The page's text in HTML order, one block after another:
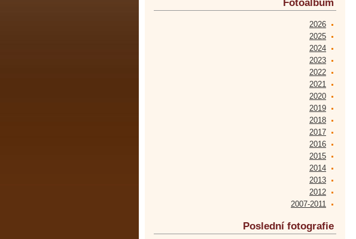
Fotoalbum
2026
2025
2024
2023
2022
2021
2020
2019
2018
2017
2016
2015
2014
2013
2012
2007-2011
Poslední fotografie